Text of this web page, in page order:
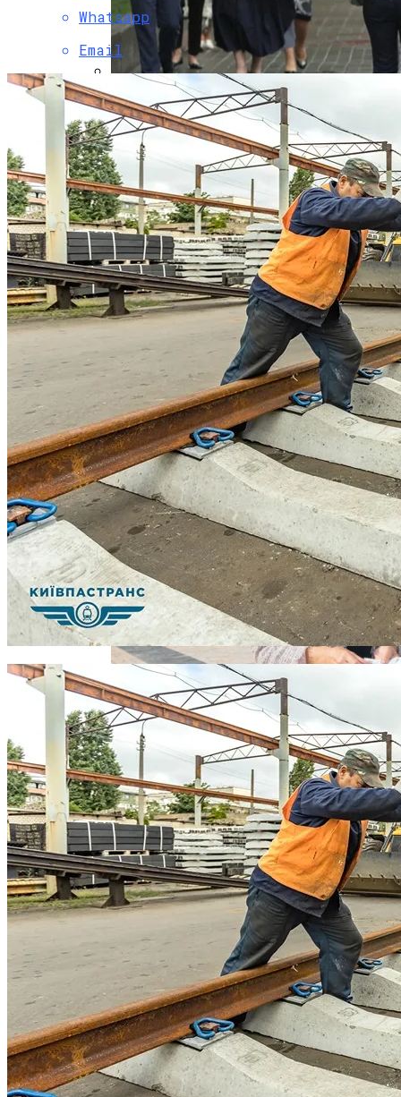
Растущая Концентрация Власти В
Руках Си Цзиньпина: Мир Не Обмануть
Военные Рельсы Спасут Британскую
Экономику?
На Какую Зарплату Могут
Рассчитывать Украинцы За Рубежом:
Советы Для Беженцев
Коронавирус В США Оказался
Смертоноснее «испанки» 1918 Года
Извержение Вулкана На Юге Исландии:
Чрезвычайное Положение И Эвакуация
Индия Не Будет Спрашивать
Разрешения На Запуск Моделей ИИ
В Киеве Вновь Ожидаются Дожди
«Укрзализныця» Разозлила Украинцев
Стаканами За Полтора Миллиона
Гривен
В «Борисполе» Поселилась Украинка,
Депортированная Из Казахстана
Whatsapp
Email